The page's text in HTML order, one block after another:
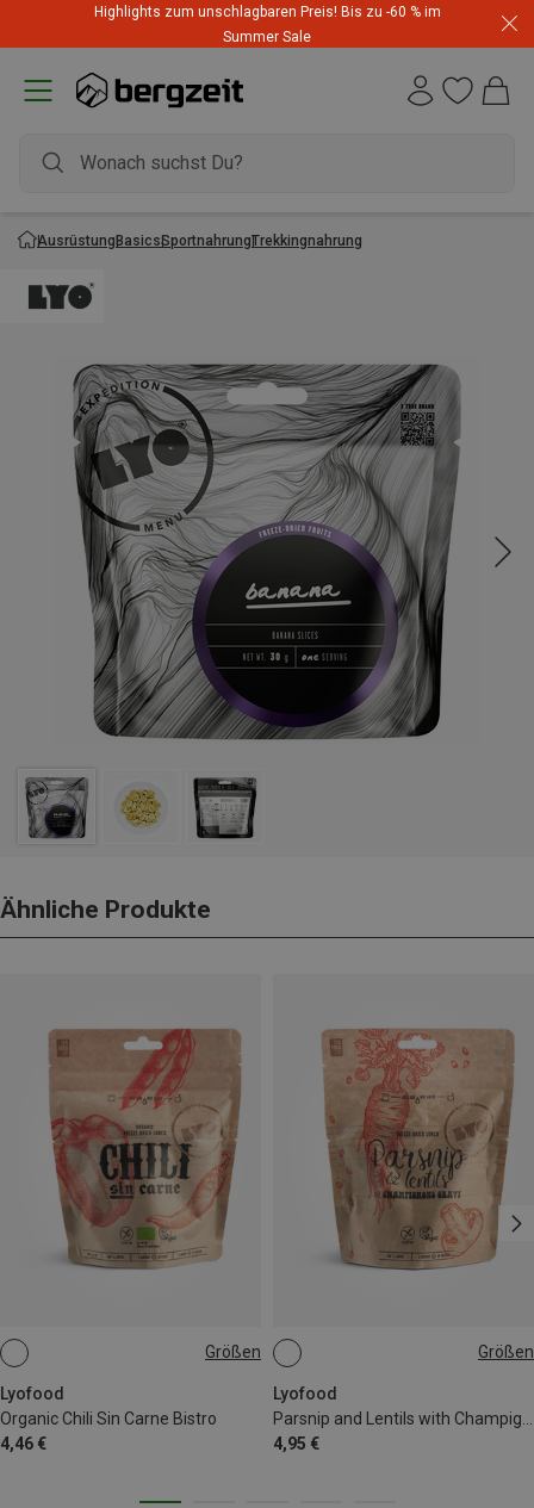
Highlights zum unschlagbaren Preis! Bis zu -60 % im
Summer Sale
AusrüstungBasicsSportnahrungTrekkingnahrung
Ähnliche Produkte
Größen
Lyofood
Organic Chili Sin Carne Bistro
4,46 €
50G Größen
Lyofood
4,95 €
58G